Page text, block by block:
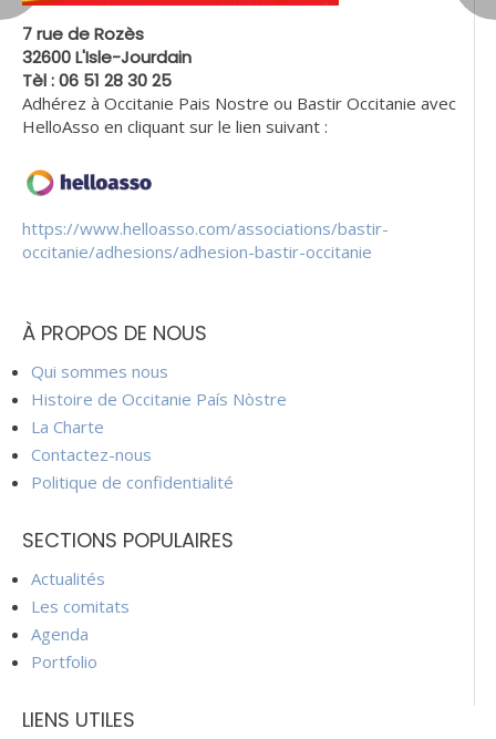
7 rue de Rozès
32600 L'Isle-Jourdain
Tèl : 06 51 28 30 25
Adhérez à Occitanie Pais Nostre ou Bastir Occitanie avec
HelloAsso en cliquant sur le lien suivant :
https://www.helloasso.com/associations/bastir-
occitanie/adhesions/adhesion-bastir-occitanie
À PROPOS DE NOUS
Qui sommes nous
Histoire de Occitanie País Nòstre
La Charte
Contactez-nous
Politique de confidentialité
SECTIONS POPULAIRES
Actualités
Les comitats
Agenda
Portfolio
LIENS UTILES